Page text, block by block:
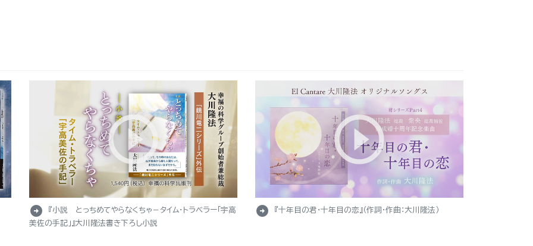
arrow_circle_right
『小説 とっちめてやらなくちゃ－タイム・トラベラー「宇高
美佐の手記」』大川隆法書き下ろし小説
arrow_circle_right 『十年目の君・十年目の恋』（作詞・作曲：大川隆法）